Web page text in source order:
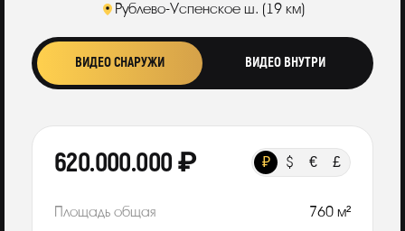
Рублево-Успенское ш. (19 км)
ВИДЕО СНАРУЖИ ВИДЕО ВНУТРИ
620.000.000 ₽ ₽ $ € £
Площадь общая
760 м²